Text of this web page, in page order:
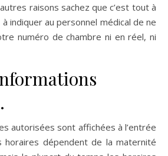
raisons sachez que c’est tout à
indiquer au personnel médical de ne
numéro de chambre ni en réel, ni
autorisées sont affichées à l’entrée
horaires dépendent de la maternité